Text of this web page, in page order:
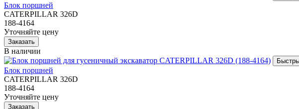
Блок поршней
CATERPILLAR 326D
188-4164
Уточняйте цену
В наличии
Блок поршней
CATERPILLAR 326D
188-4164
Уточняйте цену